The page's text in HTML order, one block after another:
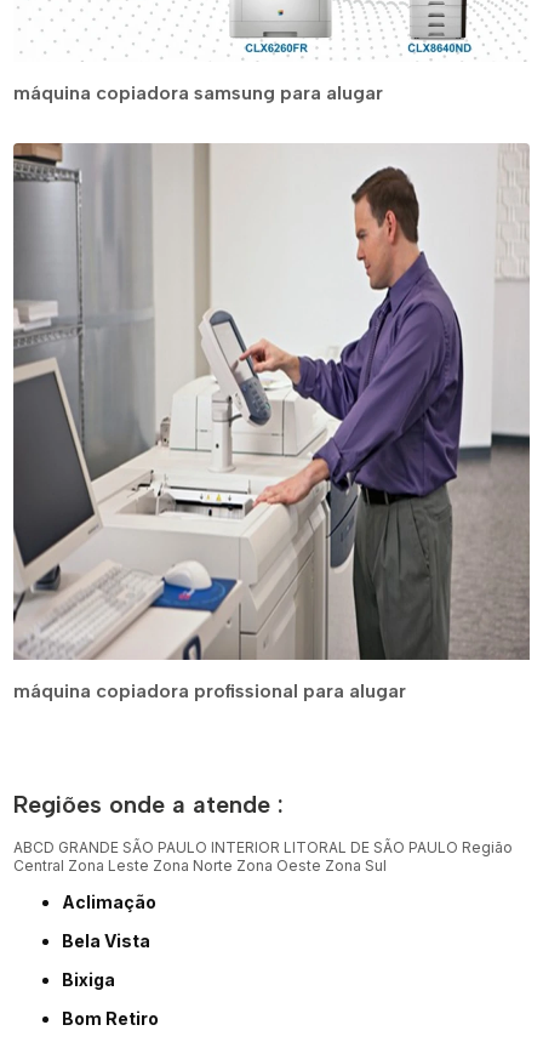
máquina copiadora samsung para alugar
máquina copiadora profissional para alugar
Regiões onde a atende :
ABCD GRANDE SÃO PAULO INTERIOR LITORAL DE SÃO PAULO Região
Central Zona Leste Zona Norte Zona Oeste Zona Sul
Aclimação
Bela Vista
Bixiga
Bom Retiro